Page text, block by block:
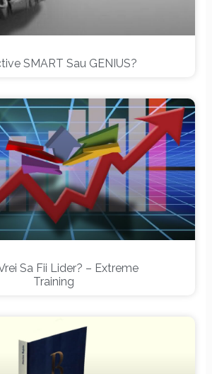
SMART Sau GENIUS?
Sa Fii Lider? – Extreme
Training